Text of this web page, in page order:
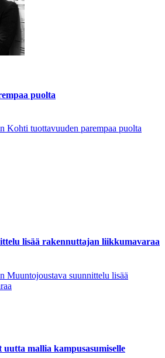
puolta
Kohti tuottavuuden parempaa puolta
lisää rakennuttajan liikkumavaraa
Muuntojoustava suunnittelu lisää
mallia kampusasumiselle